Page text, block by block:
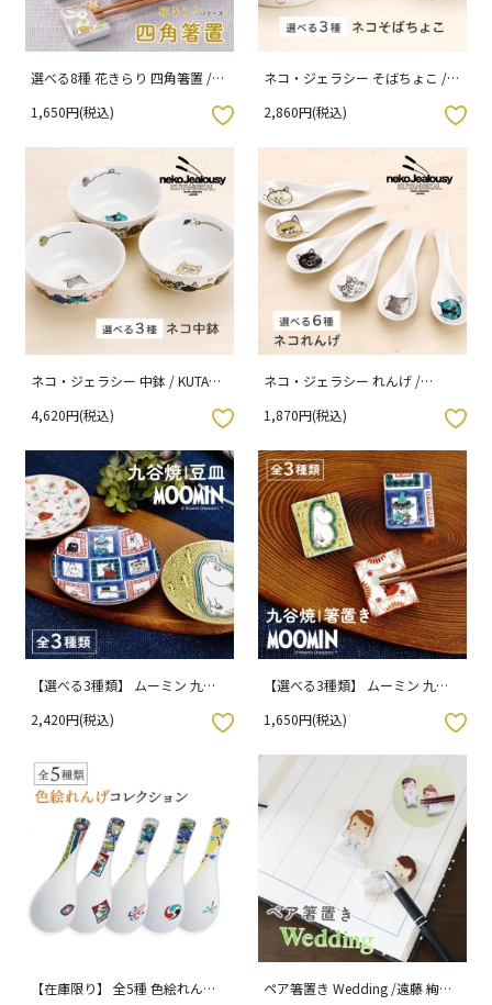
選べる8種 花きらり 四角箸置 /
1,650円(税込)
ネコ・ジェラシー そばちょこ /
用パッケージ入り）
2,860円(税込)
お気に入りボタン
ネコ・ジェラシー 中鉢 / KUTANI
ージ入り）
4,620円(税込)
ネコ・ジェラシー れんげ /
用パッケージ入り）
1,870円(税込)
お気に入りボタン
【選べる3種類】 ムーミン 九谷
2,420円(税込)
【選べる3種類】 ムーミン 九谷
1,650円(税込)
お気に入りボタン
【在庫限り】 全5種 色絵れんげ
ペア箸置き Wedding /遠藤 絢子